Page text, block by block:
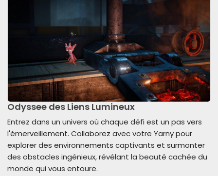
Odyssee des Liens Lumineux
Entrez dans un univers où chaque défi est un pas vers
l'émerveillement. Collaborez avec votre Yarny pour
explorer des environnements captivants et surmonter
des obstacles ingénieux, révélant la beauté cachée du
monde qui vous entoure.